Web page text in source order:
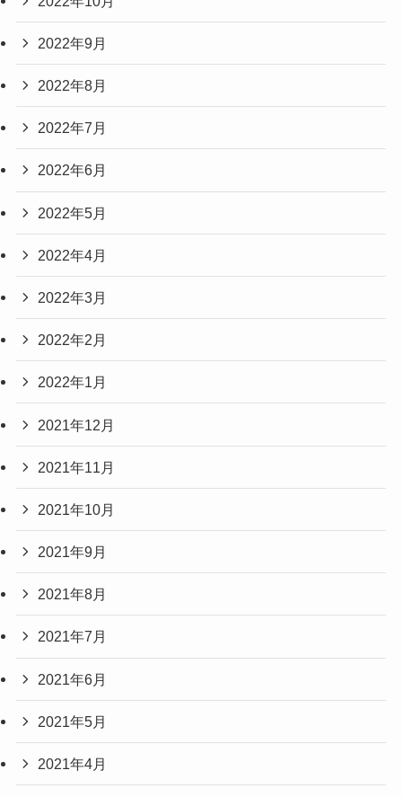
2022年9月
2022年8月
2022年7月
2022年6月
2022年5月
2022年4月
2022年3月
2022年2月
2022年1月
2021年12月
2021年11月
2021年10月
2021年9月
2021年8月
2021年7月
2021年6月
2021年5月
2021年4月